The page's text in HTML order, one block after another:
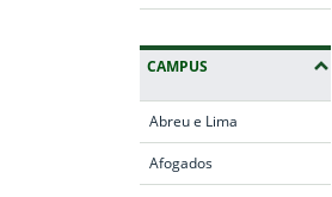
CAMPUS
Abreu e Lima
Afogados